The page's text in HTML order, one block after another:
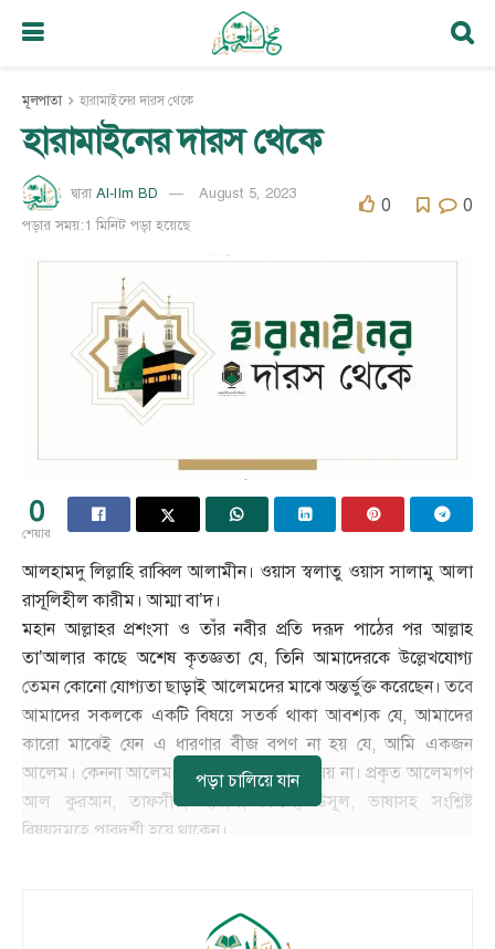
মূলপাতা হারামাইনের দারস থেকে
হারামাইনের দারস থেকে
দ্বারা Al-Ilm BD August 5, 2023
পড়ার সময়:1 মিনিট পড়া হয়েছে
0 0
0
শেয়ার
আলহামদু লিল্লাহি রাব্বিল আলামীন। ওয়াস স্বলাতু ওয়াস সালামু আলা
রাসূলিহীল কারীম। আম্মা বা’দ।
মহান আল্লাহর প্রশংসা ও তাঁর নবীর প্রতি দরূদ পাঠের পর আল্লাহ
তা’আলার কাছে অশেষ কৃতজ্ঞতা যে, তিনি আমাদেরকে উল্লেখযোগ্য
তেমন কোনো যোগ্যতা ছাড়াই আলেমদের মাঝে অন্তর্ভুক্ত করেছেন। তবে
আমাদের সকলকে একটি বিষয়ে সতর্ক থাকা আবশ্যক যে, আমাদের
কারো মাঝেই যেন এ ধারণার বীজ বপণ না হয় যে, আমি একজন
আলেম। কেননা আলেম হওয়া সাধারণ কোন বিষয় না। প্রকৃত আলেমগণ
আল কুরআন, তাফসীর, হাদীস, ফিক্বহ, উসূল, ভাষাসহ সংশ্লিষ্ট
বিষয়সমূহে পারদর্শী হয়ে থাকেন।
পড়া চালিয়ে যান